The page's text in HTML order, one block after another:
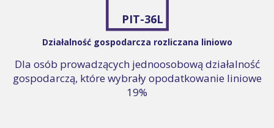
PIT-36L
Działalność gospodarcza rozliczana liniowo
Dla osób prowadzących jednoosobową działalność
gospodarczą, które wybrały opodatkowanie liniowe
19%